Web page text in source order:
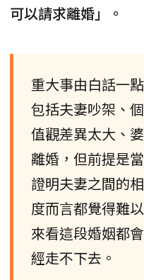
可以請求離婚」。
重大事由白話一
包括夫妻吵架、
值觀差異太大、
離婚，但前提是
證明夫妻之間的
度而言都覺得難
來看這段婚姻都
經走不下去。